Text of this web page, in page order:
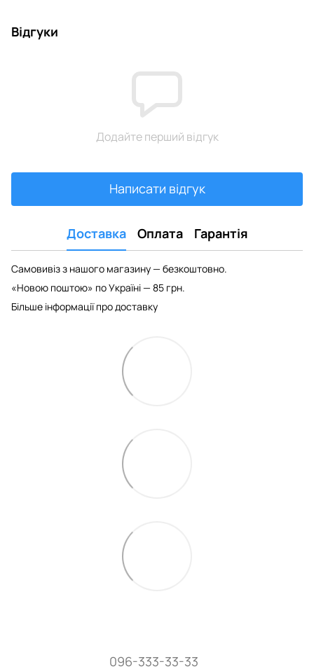
Відгуки
Додайте перший відгук
Написати відгук
Доставка Оплата Гарантія
Самовивіз з нашого магазину — безкоштовно.
«Новою поштою» по Україні — 85 грн.
Більше інформації про доставку
096-333-33-33